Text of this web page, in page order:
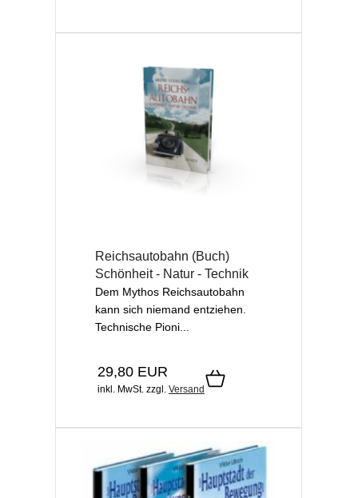
Reichsautobahn (Buch)
Schönheit - Natur - Technik
Dem Mythos Reichsautobahn
kann sich nie­mand entziehen.
Technische Pioni...
29,80 EUR
inkl. MwSt. zzgl. Versand